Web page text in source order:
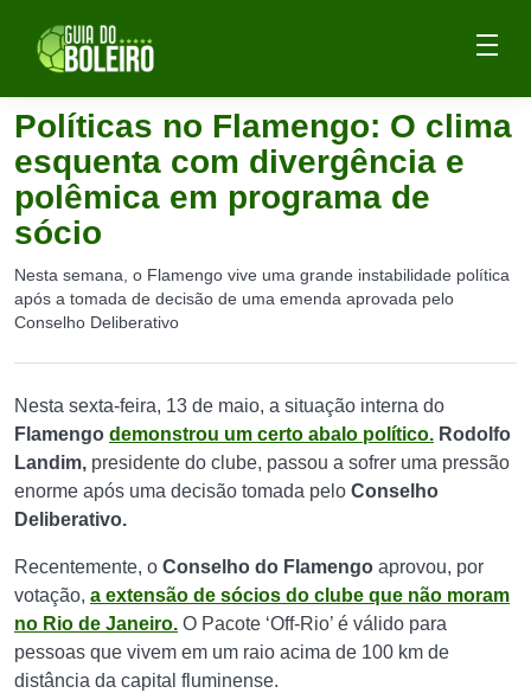
Políticas no Flamengo: O clima
esquenta com divergência e
polêmica em programa de
sócio
Nesta semana, o Flamengo vive uma grande instabilidade política
após a tomada de decisão de uma emenda aprovada pelo
Conselho Deliberativo
Nesta sexta-feira, 13 de maio, a situação interna do
Flamengo demonstrou um certo abalo político. Rodolfo
Landim, presidente do clube, passou a sofrer uma pressão
enorme após uma decisão tomada pelo Conselho
Deliberativo.
Recentemente, o Conselho do Flamengo aprovou, por
votação, a extensão de sócios do clube que não moram
no Rio de Janeiro. O Pacote ‘Off-Rio’ é válido para
pessoas que vivem em um raio acima de 100 km de
distância da capital fluminense.